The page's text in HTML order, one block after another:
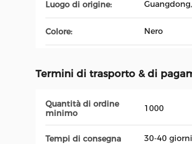
Luogo di origine:
Colore: Nero
Termini di trasporto & di
Quantità di ordine
minimo
1000
Tempi di consegna 30-40 giorni